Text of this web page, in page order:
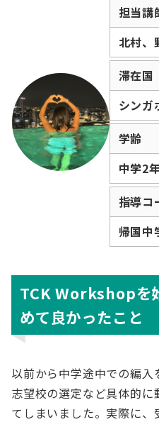
担当講
北村、
滞在国
シンガ
学齢
中学2
指導コ
帰国中
TCK Workshopを
めて良かったこと
以前から中学途中での編入
志望校の選定など具体的
てしまいました。実際に